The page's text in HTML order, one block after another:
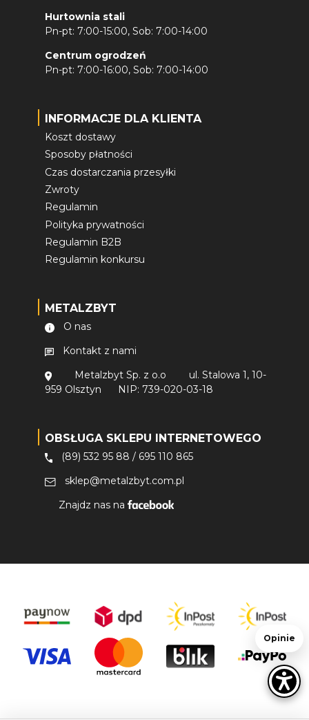
Hurtownia stali
Pn-pt: 7:00-15:00, Sob: 7:00-14:00
Centrum ogrodzeń
Pn-pt: 7:00-16:00, Sob: 7:00-14:00
INFORMACJE DLA KLIENTA
Koszt dostawy
Sposoby płatności
Czas dostarczania przesyłki
Zwroty
Regulamin
Polityka prywatności
Regulamin B2B
Regulamin konkursu
METALZBYT
O nas
Kontakt z nami
Metalzbyt Sp. z o.o
ul. Stalowa 1, 10-
959 Olsztyn
NIP: 739-020-03-18
OBSŁUGA SKLEPU INTERNETOWEGO
(89) 532 95 88 / 695 110 865
sklep@metalzbyt.com.pl
Znajdz nas na
Opinie